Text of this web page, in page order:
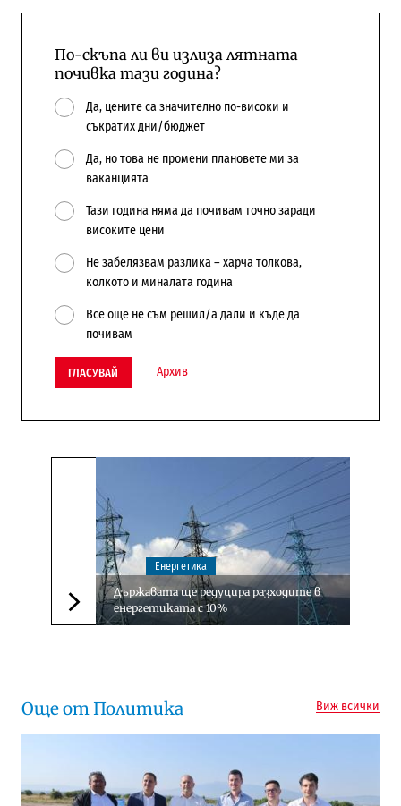
По-скъпа ли ви излиза лятната
почивка тази година?
Да, цените са значително по-високи и
съкратих дни/бюджет
Да, но това не промени плановете ми за
ваканцията
Тази година няма да почивам точно заради
високите цени
Не забелязвам разлика – харча толкова,
колкото и миналата година
Все още не съм решил/а дали и къде да
почивам
ГЛАСУВАЙ Архив
Следваща новина
Енергетика
Държавата ще редуцира разходите в
енергетиката с 10%
Още от Политика Виж всички